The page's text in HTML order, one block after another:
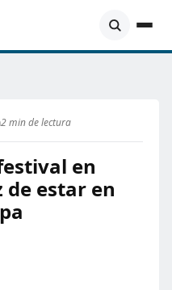
2 min de lectura
en
de estar en